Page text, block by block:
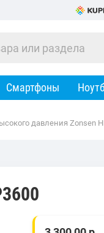
Смартфоны
давления Zonsen